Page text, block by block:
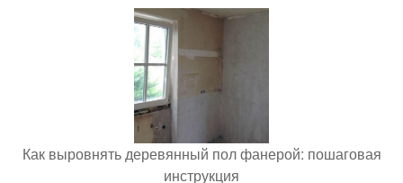
Как выровнять деревянный пол фанерой: пошаговая
инструкция